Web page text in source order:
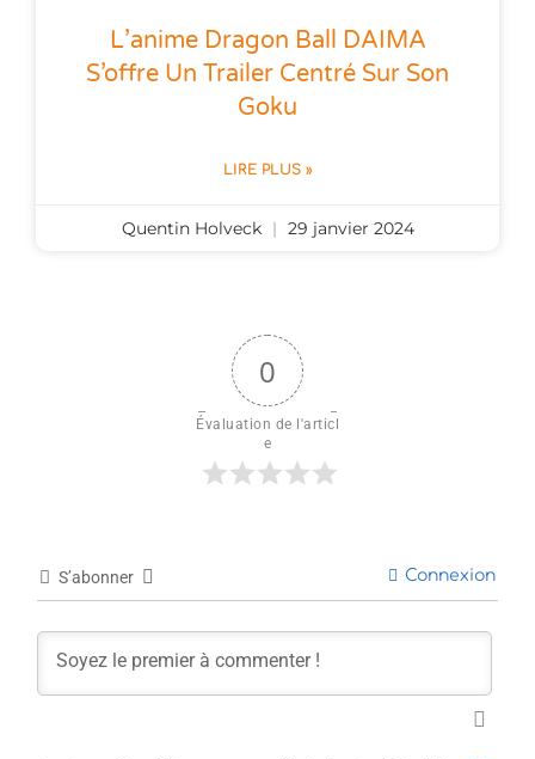
L’anime Dragon Ball DAIMA
S’offre Un Trailer Centré Sur Son
Goku
LIRE PLUS »
Quentin Holveck 29 janvier 2024
0
Évaluation de l'articl
e
S’abonner Connexion